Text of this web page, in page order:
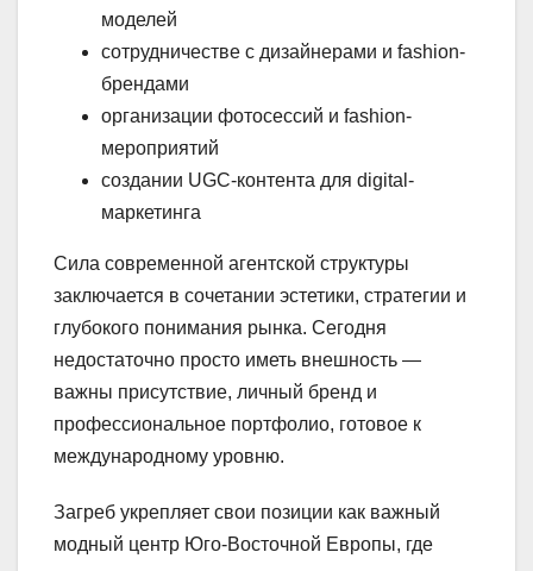
моделей
сотрудничестве с дизайнерами и fashion-
брендами
организации фотосессий и fashion-
мероприятий
создании UGC-контента для digital-
маркетинга
Сила современной агентской структуры
заключается в сочетании эстетики, стратегии и
глубокого понимания рынка. Сегодня
недостаточно просто иметь внешность —
важны присутствие, личный бренд и
профессиональное портфолио, готовое к
международному уровню.
Загреб укрепляет свои позиции как важный
модный центр Юго-Восточной Европы, где